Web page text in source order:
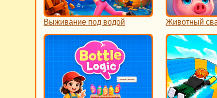
Выживание под водой Животный